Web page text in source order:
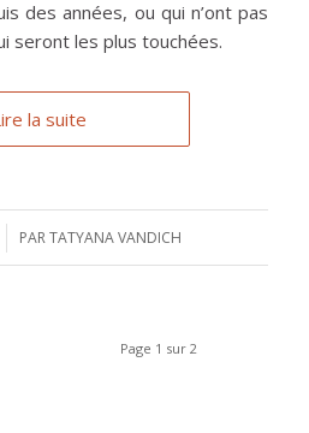
des années, ou qui n’ont pas
seront les plus touchées.
la suite
PARTATYANA VANDICH
Page 1 sur 2